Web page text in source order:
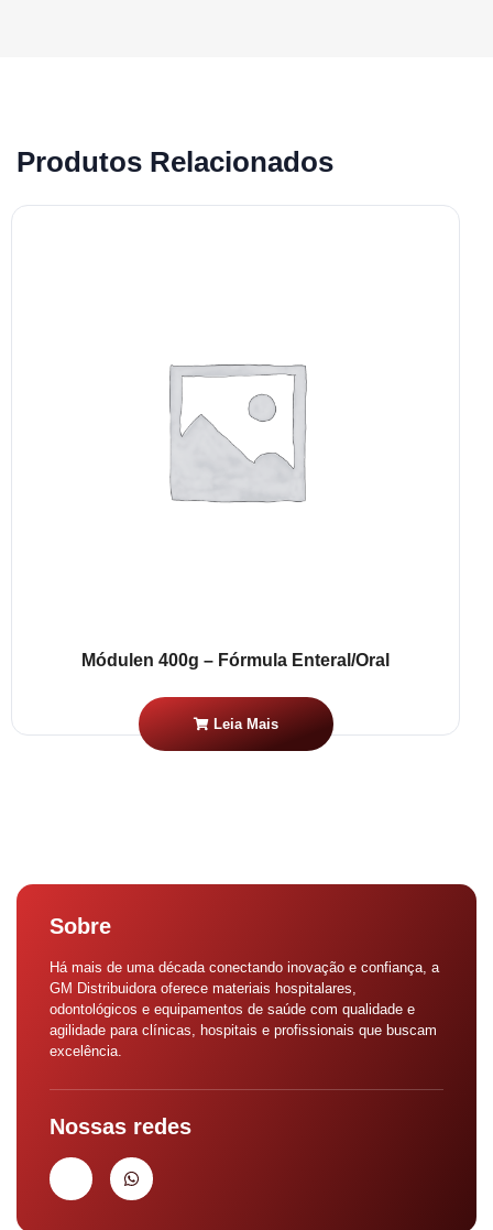
Produtos Relacionados
Módulen 400g – Fórmula Enteral/Oral
Leia Mais
Sobre
Há mais de uma década conectando inovação e confiança, a
GM Distribuidora oferece materiais hospitalares,
odontológicos e equipamentos de saúde com qualidade e
agilidade para clínicas, hospitais e profissionais que buscam
excelência.
Nossas redes